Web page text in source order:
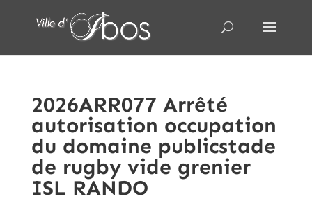
2026ARR077 Arrêté
autorisation occupation
du domaine publicstade
de rugby vide grenier
ISL RANDO